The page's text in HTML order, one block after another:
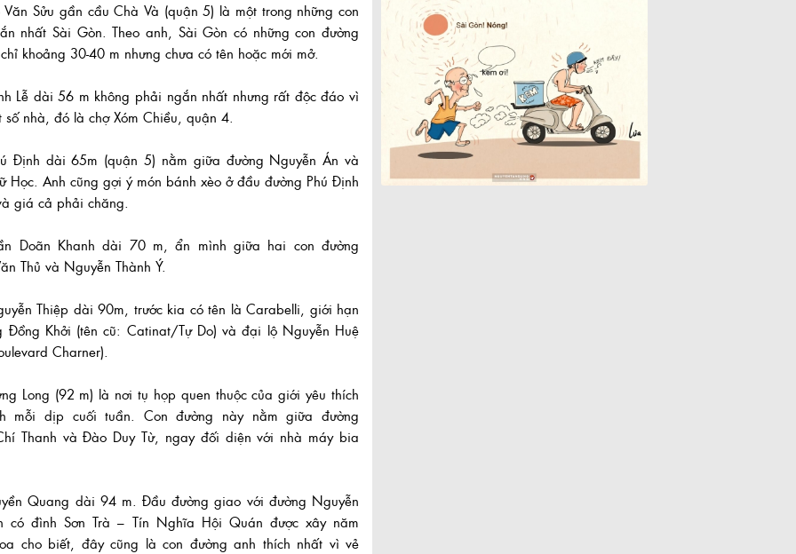
Sửu gần cầu Chà Và (quận 5) là một trong những con
nhất Sài Gòn. Theo anh, Sài Gòn có những con đường
khoảng 30-40 m nhưng chưa có tên hoặc mới mở.
Lễ dài 56 m không phải ngắn nhất nhưng rất độc đáo vì
số nhà, đó là chợ Xóm Chiều, quận 4.
Định dài 65m (quận 5) nằm giữa đường Nguyễn Án và
Học. Anh cũng gợi ý món bánh xèo ở đầu đường Phú Định
giá cả phải chăng.
Doãn Khanh dài 70 m, ẩn mình giữa hai con đường
Thủ và Nguyễn Thành Ý.
Thiệp dài 90m, trước kia có tên là Carabelli, giới hạn
Đồng Khởi (tên cũ: Catinat/Tự Do) và đại lộ Nguyễn Huệ
Charner).
Long (92 m) là nơi tụ họp quen thuộc của giới yêu thích
mỗi dịp cuối tuần. Con đường này nằm giữa đường
Thanh và Đào Duy Từ, ngay đối diện với nhà máy bia
Quang dài 94 m. Đầu đường giao với đường Nguyễn
có đình Sơn Trà – Tín Nghĩa Hội Quán được xây năm
cho biết, đây cũng là con đường anh thích nhất vì vẻ